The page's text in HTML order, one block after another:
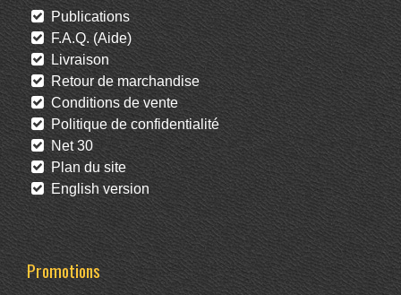
Publications
F.A.Q. (Aide)
Livraison
Retour de marchandise
Conditions de vente
Politique de confidentialité
Net 30
Plan du site
English version
Promotions